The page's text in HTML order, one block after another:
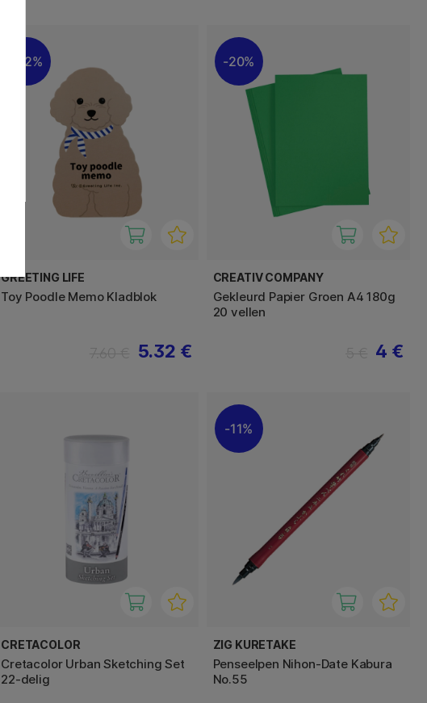
22%
GREETING LIFE
Toy Poodle Memo Kladblok
5.32 €
20%
CREATIV COMPANY
Gekleurd Papier Groen A4 180g
20 vellen
4 €
CRETACOLOR
Cretacolor Urban Sketching Set
22-delig
11%
ZIG KURETAKE
Penseelpen Nihon-Date Kabura
No.55